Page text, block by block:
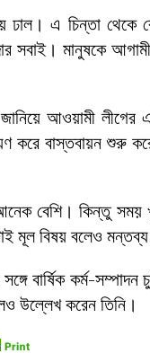
ঢাল। এ চিন্তা থেকে
সবাই। মানুষকে
আওয়ামী লীগের
করে বাস্তবায়ন শুরু
বেশি। কিন্তু
মূল বিষয় বলেও মন্তব্য
বার্ষিক কর্ম-
উল্লেখ করেন তিনি।